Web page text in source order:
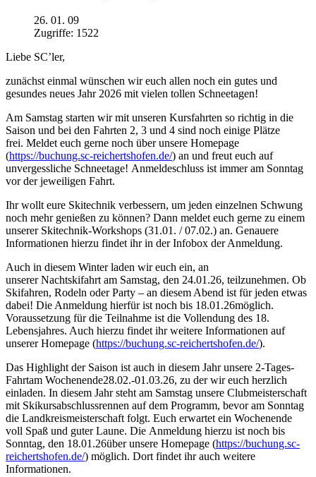
26. 01. 09
Zugriffe: 1522
Liebe SC’ler,
zunächst einmal wünschen wir euch allen noch ein gutes und
gesundes neues Jahr 2026 mit vielen tollen Schneetagen!
Am Samstag starten wir mit unseren Kursfahrten so richtig in die
Saison und bei den Fahrten 2, 3 und 4 sind noch einige Plätze
frei. Meldet euch gerne noch über unsere Homepage
(https://buchung.sc-reichertshofen.de/) an und freut euch auf
unvergessliche Schneetage! Anmeldeschluss ist immer am Sonntag
vor der jeweiligen Fahrt.
Ihr wollt eure Skitechnik verbessern, um jeden einzelnen Schwung
noch mehr genießen zu können? Dann meldet euch gerne zu einem
unserer Skitechnik-Workshops (31.01. / 07.02.) an. Genauere
Informationen hierzu findet ihr in der Infobox der Anmeldung.
Auch in diesem Winter laden wir euch ein, an
unsererNachtskifahrt am Samstag, den 24.01.26, teilzunehmen. Ob
Skifahren, Rodeln oder Party – an diesem Abend ist für jeden etwas
dabei! Die Anmeldung hierfür ist noch bis 18.01.26möglich.
Voraussetzung für die Teilnahme ist die Vollendung des 18.
Lebensjahres. Auch hierzu findet ihr weitere Informationen auf
unserer Homepage (https://buchung.sc-reichertshofen.de/).
Das Highlight der Saison ist auch in diesem Jahr unsere 2-Tages-
Fahrtam Wochenende28.02.-01.03.26, zu der wir euch herzlich
einladen. In diesem Jahr steht am Samstag unsere Clubmeisterschaft
mit Skikursabschlussrennen auf dem Programm, bevor am Sonntag
die Landkreismeisterschaft folgt. Euch erwartet ein Wochenende
voll Spaß und guter Laune. Die Anmeldung hierzu ist noch bis
Sonntag, den 18.01.26über unsere Homepage (https://buchung.sc-
reichertshofen.de/) möglich. Dort findet ihr auch weitere
Informationen.